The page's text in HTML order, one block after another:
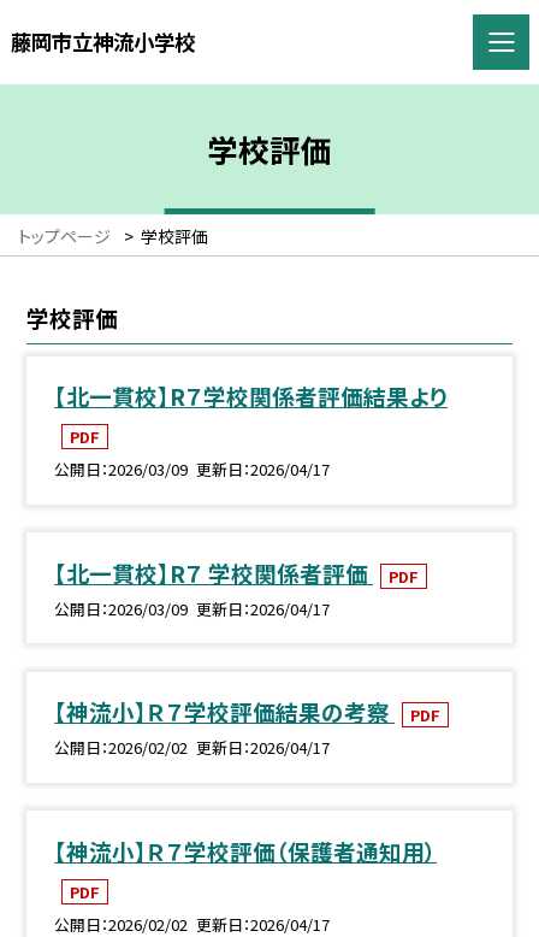
藤岡市立神流小学校
学校評価
トップページ > 学校評価
学校評価
【北一貫校】R７学校関係者評価結果より
PDF
公開日 2026/03/09 更新日 2026/04/17
【北一貫校】R７ 学校関係者評価
PDF
公開日 2026/03/09 更新日 2026/04/17
【神流小】Ｒ７学校評価結果の考察
PDF
公開日 2026/02/02 更新日 2026/04/17
【神流小】Ｒ７学校評価（保護者通知用）
PDF
公開日 2026/02/02 更新日 2026/04/17